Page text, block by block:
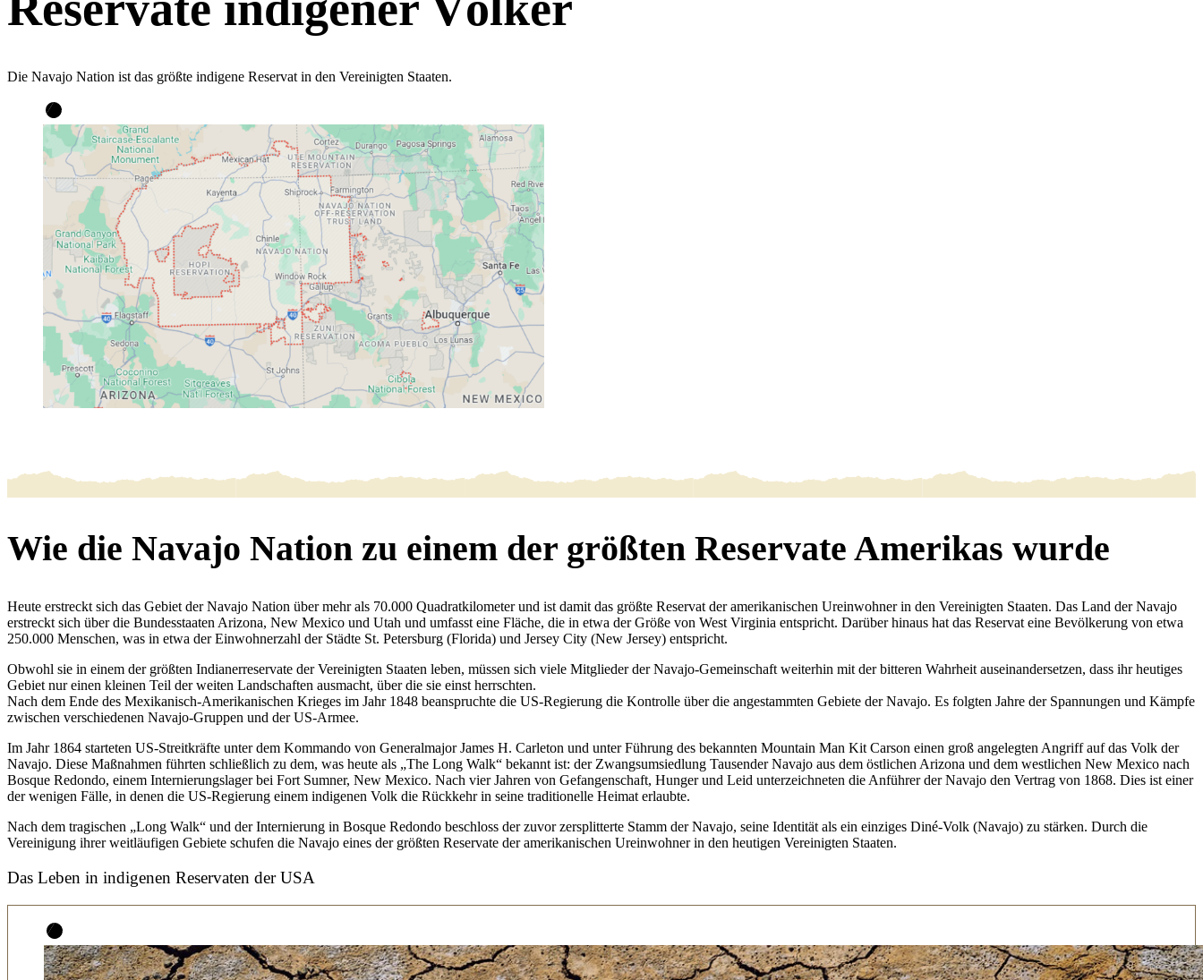
Die Navajo Nation ist das größte indigene Reservat in den Vereinigten Staaten.
Wie die Navajo Nation zu einem der größten Reservate Amerikas wurde
Heute erstreckt sich das Gebiet der Navajo Nation über mehr als 70.000 Quadratkilometer und ist damit das größte Reservat der amerikanischen Ureinwohner in den Vereinigten Staaten. Das Land der Navajo
erstreckt sich über die Bundesstaaten Arizona, New Mexico und Utah und umfasst eine Fläche, die in etwa der Größe von West Virginia entspricht. Darüber hinaus hat das Reservat eine Bevölkerung von etwa
250.000 Menschen, was in etwa der Einwohnerzahl der Städte St. Petersburg (Florida) und Jersey City (New Jersey) entspricht.
Obwohl sie in einem der größten Indianerreservate der Vereinigten Staaten leben, müssen sich viele Mitglieder der Navajo-Gemeinschaft weiterhin mit der bitteren Wahrheit auseinandersetzen, dass ihr heutiges
Gebiet nur einen kleinen Teil der weiten Landschaften ausmacht, über die sie einst herrschten.
Nach dem Ende des Mexikanisch-Amerikanischen Krieges im Jahr 1848 beanspruchte die US-Regierung die Kontrolle über die angestammten Gebiete der Navajo. Es folgten Jahre der Spannungen und Kämpfe
zwischen verschiedenen Navajo-Gruppen und der US-Armee.
Im Jahr 1864 starteten US-Streitkräfte unter dem Kommando von Generalmajor James H. Carleton und unter Führung des bekannten Mountain Man Kit Carson einen groß angelegten Angriff auf das Volk der
Navajo. Diese Maßnahmen führten schließlich zu dem, was heute als „The Long Walk“ bekannt ist: der Zwangsumsiedlung Tausender Navajo aus dem östlichen Arizona und dem westlichen New Mexico nach
Bosque Redondo, einem Internierungslager bei Fort Sumner, New Mexico. Nach vier Jahren von Gefangenschaft, Hunger und Leid unterzeichneten die Anführer der Navajo den Vertrag von 1868. Dies ist einer
der wenigen Fälle, in denen die US-Regierung einem indigenen Volk die Rückkehr in seine traditionelle Heimat erlaubte.
Nach dem tragischen „Long Walk“ und der Internierung in Bosque Redondo beschloss der zuvor zersplitterte Stamm der Navajo, seine Identität als ein einziges Diné-Volk (Navajo) zu stärken. Durch die
Vereinigung ihrer weitläufigen Gebiete schufen die Navajo eines der größten Reservate der amerikanischen Ureinwohner in den heutigen Vereinigten Staaten.
Das Leben in indigenen Reservaten der USA